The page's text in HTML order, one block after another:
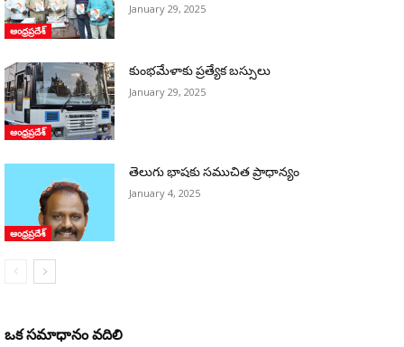
ఆంధ్రప్రదేశ్
January 29, 2025
ఆంధ్రప్రదేశ్
కుంభమేళాకు ప్ర‌త్యేక బ‌స్సులు
January 29, 2025
ఆంధ్రప్రదేశ్
​తెలుగు భాషకు సముచిత ప్రాధాన్యం
January 4, 2025
ఒక సమాధానం వదిలి